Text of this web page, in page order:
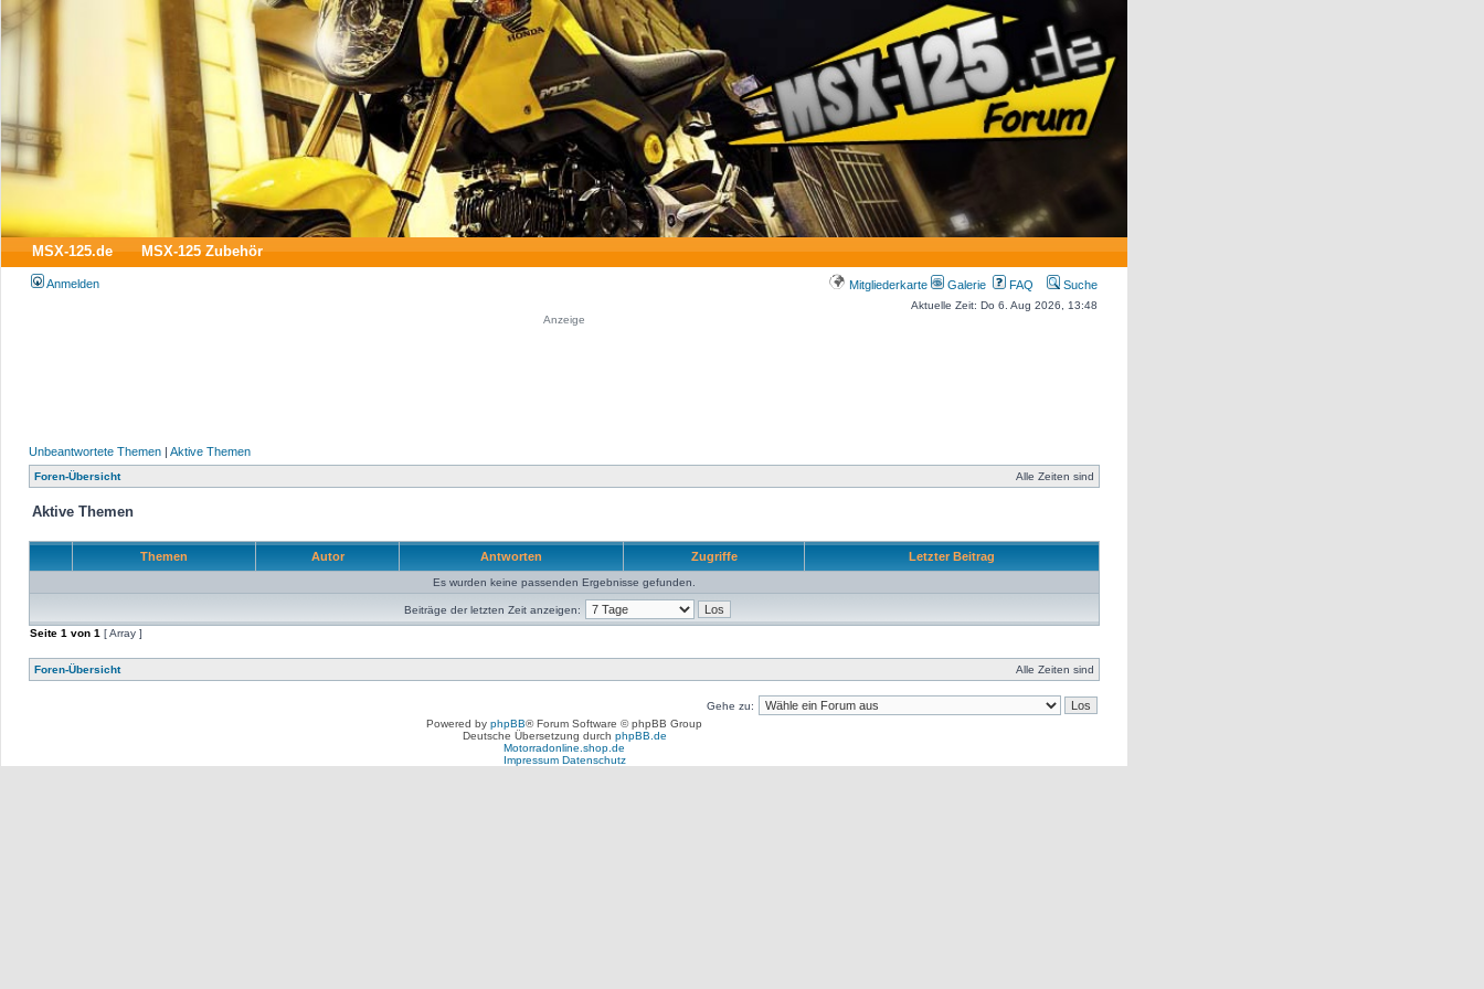
MSX-125.de MSX-125 Zubehör
Anmelden Mitgliederkarte Galerie FAQ Suche
Aktuelle Zeit: Do 6. Aug 2026, 13:48
Anzeige
Unbeantwortete Themen | Aktive Themen
Foren-Übersicht Alle Zeiten sind
Aktive Themen
Themen Autor Antworten Zugriffe Letzter Beitrag
Es wurden keine passenden Ergebnisse gefunden.
Beiträge der letzten Zeit anzeigen:
Seite 1 von 1 [ Array ]
Foren-Übersicht Alle Zeiten sind
Gehe zu:
Powered by phpBB® Forum Software © phpBB Group
Deutsche Übersetzung durch phpBB.de
Motorradonline.shop.de
Impressum Datenschutz